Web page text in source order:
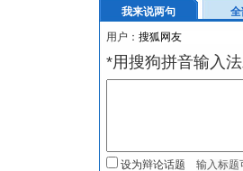
我来说两句
用户：
*用搜狗拼音输入
设为辩论话题